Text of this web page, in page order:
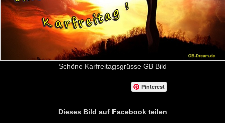
Schöne Karfreitagsgrüsse GB Bild
Pinterest
Dieses Bild auf Facebook teilen